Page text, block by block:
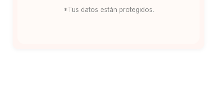
*Tus datos están protegidos.